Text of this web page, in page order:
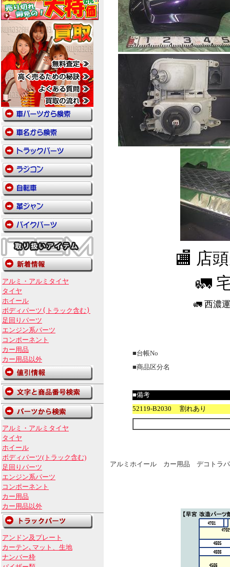
アルミ・アルミタイヤ
タイヤ
ホイール
ボディパーツ(トラック含む)
足回りパーツ
エンジン系パーツ
コンポーネント
カー用品
カー用品以外
アルミ・アルミタイヤ
タイヤ
ホイール
ボディパーツ(トラック含む)
足回りパーツ
エンジン系パーツ
コンポーネント
カー用品
カー用品以外
アンドン及プレート
カーテン､マット、生地
ナンバー枠
🏬 店
🚛
🚛 西濃
■台帳No
■商品区分名
■備考
52119-B2030 割れあり
アルミホイール カー用品 デコトラ